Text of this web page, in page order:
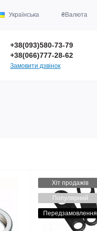
Українська ₴Валюта
+38(093)580-73-79
+38(066)777-28-62
Замовити дзвінок
Хіт продажів
Популярний
Передзамовлення